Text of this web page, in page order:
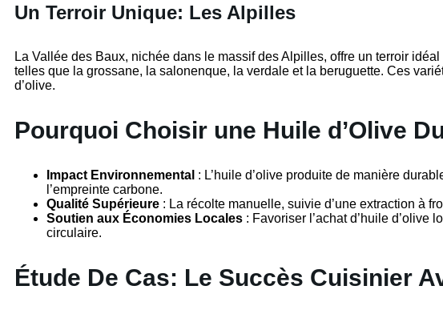
Un Terroir Unique: Les Alpilles
La Vallée des Baux, nichée dans le massif des Alpilles, offre un terroir idéal
telles que la grossane, la salonenque, la verdale et la beruguette. Ces
d’olive.
Pourquoi Choisir une Huile d’Olive
Impact Environnemental : L’huile d’olive produite de manière
l’empreinte carbone.
Qualité Supérieure : La récolte manuelle, suivie d’une extraction à
Soutien aux Économies Locales : Favoriser l’achat d’huile d’olive
circulaire.
Étude De Cas: Le Succès Cuisinier